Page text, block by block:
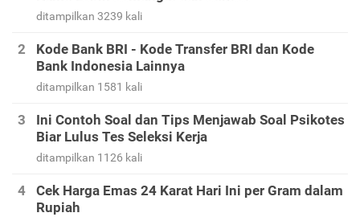
ditampilkan 3239 kali
Kode Bank BRI - Kode Transfer BRI dan Kode
Bank Indonesia Lainnya
ditampilkan 1581 kali
Ini Contoh Soal dan Tips Menjawab Soal Psikotes
Biar Lulus Tes Seleksi Kerja
ditampilkan 1126 kali
Cek Harga Emas 24 Karat Hari Ini per Gram dalam
Rupiah